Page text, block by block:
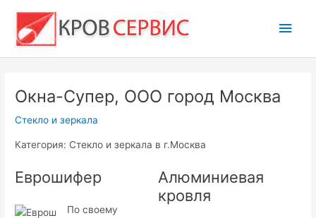
содержимому
Окна-Супер, ООО город Москва
Стекло и зеркала
Категория: Стекло и зеркала в г.Москва
Еврошифер
По своему
Алюминиевая
кровля